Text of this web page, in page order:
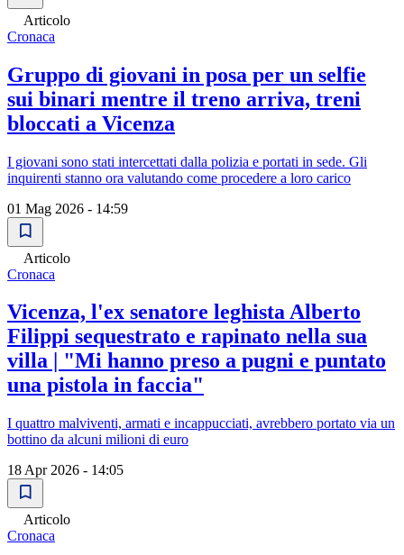
Articolo
Cronaca
Gruppo di giovani in posa per un selfie
sui binari mentre il treno arriva, treni
bloccati a Vicenza
I giovani sono stati intercettati dalla polizia e portati in sede. Gli
inquirenti stanno ora valutando come procedere a loro carico
01 Mag 2026 - 14:59
Articolo
Cronaca
Vicenza, l'ex senatore leghista Alberto
Filippi sequestrato e rapinato nella sua
villa | "Mi hanno preso a pugni e puntato
una pistola in faccia"
I quattro malviventi, armati e incappucciati, avrebbero portato via un
bottino da alcuni milioni di euro
18 Apr 2026 - 14:05
Articolo
Cronaca